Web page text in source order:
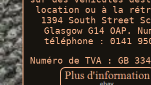
location ou à la
1394 South Street
Glasgow G14 OAP.
téléphone : 0141
Numéro de TVA : GB